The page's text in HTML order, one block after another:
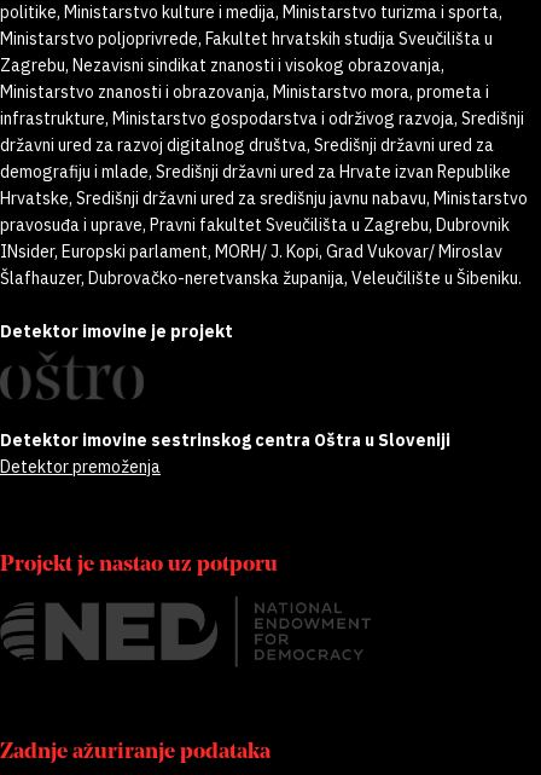
politike, Ministarstvo kulture i medija, Ministarstvo turizma i sporta,
Ministarstvo poljoprivrede, Fakultet hrvatskih studija Sveučilišta u
Zagrebu, Nezavisni sindikat znanosti i visokog obrazovanja,
Ministarstvo znanosti i obrazovanja, Ministarstvo mora, prometa i
infrastrukture, Ministarstvo gospodarstva i održivog razvoja, Središnji
državni ured za razvoj digitalnog društva, Središnji državni ured za
demografiju i mlade, Središnji državni ured za Hrvate izvan Republike
Hrvatske, Središnji državni ured za središnju javnu nabavu, Ministarstvo
pravosuđa i uprave, Pravni fakultet Sveučilišta u Zagrebu, Dubrovnik
INsider, Europski parlament, MORH/ J. Kopi, Grad Vukovar/ Miroslav
Šlafhauzer, Dubrovačko-neretvanska županija, Veleučilište u Šibeniku.
Detektor imovine je projekt
Detektor imovine sestrinskog centra Oštra u Sloveniji
Detektor premoženja
Projekt je nastao uz potporu
Zadnje ažuriranje podataka